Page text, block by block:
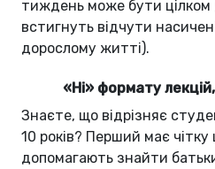
тиждень може бути
встигнуть відчути
дорослому житті).
«Ні» формату
Знаєте, що відрізняє
10 років? Перший має чітку
допомагають знайти